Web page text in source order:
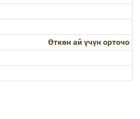
Өткөн ай үчүн орточо